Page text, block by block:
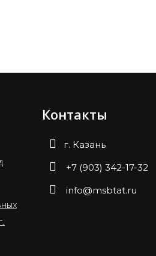
Контакты
г. Казань
+7 (903) 342-17-32
info@msbtat.ru